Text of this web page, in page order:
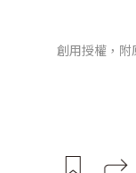
創用授權，附